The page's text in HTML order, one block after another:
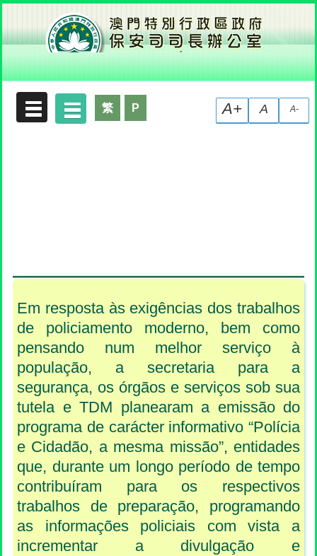
A-
A
A+
繁 P
Em resposta às exigências dos trabalhos
de policiamento moderno, bem como
pensando num melhor serviço à
população, a secretaria para a
segurança, os órgãos e serviços sob sua
tutela e TDM planearam a emissão do
programa de carácter informativo “Polícia
e Cidadão, a mesma missão”, entidades
que, durante um longo período de tempo
contribuíram para os respectivos
trabalhos de preparação, programando
as informações policiais com vista a
incrementar a divulgação e